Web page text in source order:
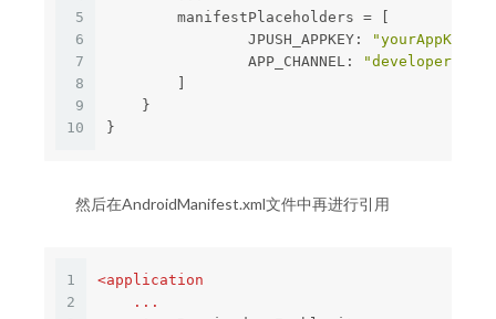
5
6
7
8
9
10
        manifestPlaceholders = [
                JPUSH_APPKEY:
"yourAppKey"
                APP_CHANNEL:
"developer-
    }
}
然后在AndroidManifest.xml文件中再进行引用
1
2
<application
...